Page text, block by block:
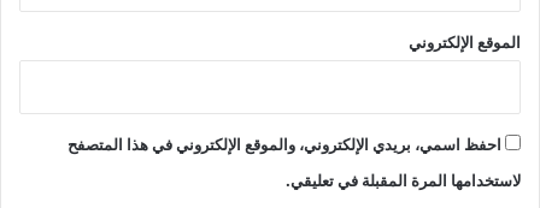
الموقع الإلكتروني
احفظ اسمي، بريدي الإلكتروني، والموقع الإلكتروني في هذا المتصفح
لاستخدامها المرة المقبلة في تعليقي.